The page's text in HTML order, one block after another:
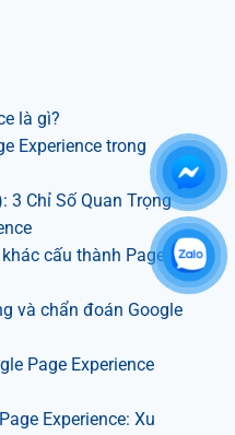
là gì?
Experience trong
3 Chỉ Số Quan Trọng
cấu thành Page
và chẩn đoán Google
Page Experience
Experience: Xu